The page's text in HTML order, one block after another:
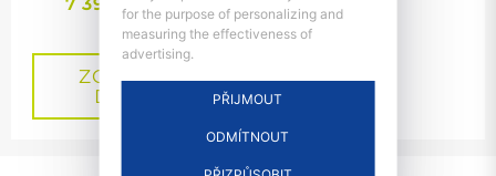
s DPH
ZOBRAZIT
DETAIL
info@repc.cz// 603 778 659
for the purpose of personalizing and
measuring the effectiveness of
advertising.
PŘIJMOUT
ODMÍTNOUT